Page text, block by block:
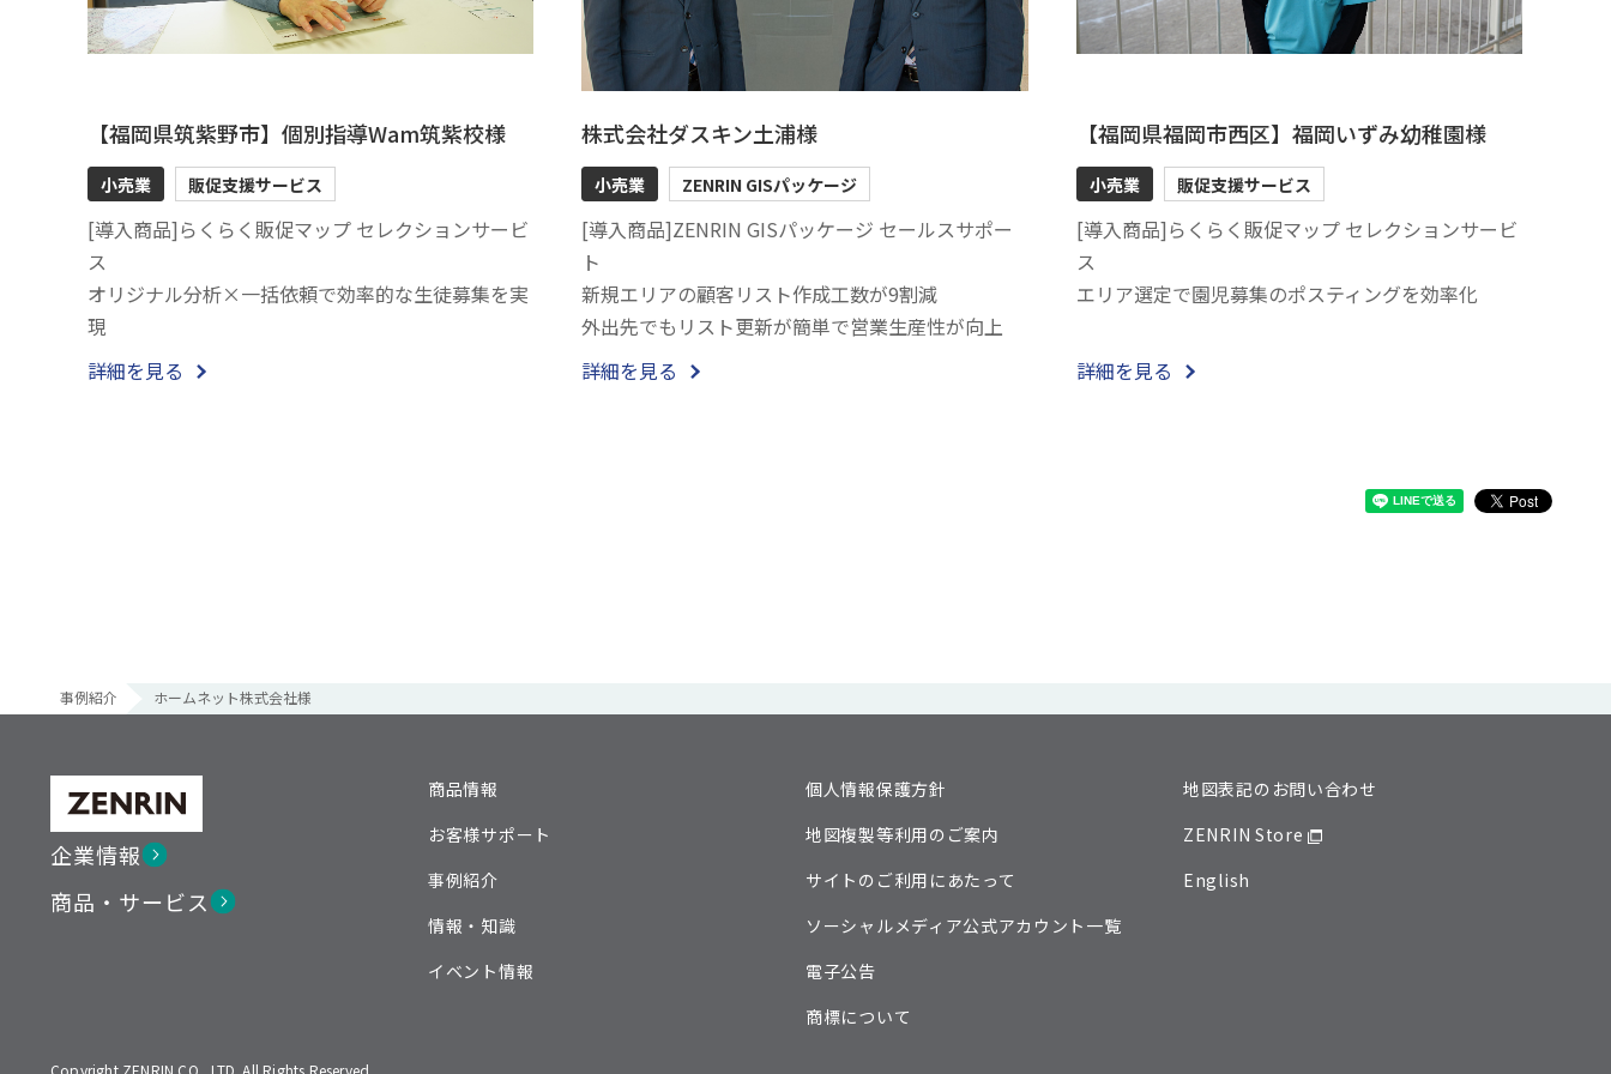
【福岡県筑紫野市】個別指導Wam筑紫校様
小売業 販促支援サービス
[導入商品]らくらく販促マップ セレクションサービ
ス
オリジナル分析×一括依頼で効率的な生徒募集を実
現
詳細を見る
株式会社ダスキン土浦様
小売業 ZENRIN GISパッケージ
[導入商品]ZENRIN GISパッケージ セールスサポー
ト
新規エリアの顧客リスト作成工数が9割減
外出先でもリスト更新が簡単で営業生産性が向上
詳細を見る
【福岡県福岡市西区】福岡いずみ幼稚園様
小売業 販促支援サービス
[導入商品]らくらく販促マップ セレクションサービ
ス
エリア選定で園児募集のポスティングを効率化
詳細を見る
事例紹介 ホームネット株式会社様
企業情報
商品・サービス
商品情報
お客様サポート
事例紹介
情報・知識
イベント情報
個人情報保護方針
地図複製等利用のご案内
サイトのご利用にあたって
ソーシャルメディア公式アカウント一覧
電子公告
商標について
地図表記のお問い合わせ
ZENRIN Store
English
Copyright ZENRIN CO., LTD. All Rights Reserved.